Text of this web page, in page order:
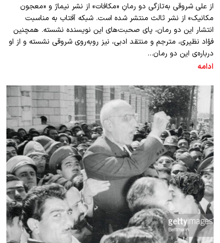
از علی شروقی به‌تازگی دو رمانِ «مکافات» از نشر نیماژ و «معجون
مکانیک» از نشر ثالث منتشر شده است. شبکه آفتاب به مناسبت
انتشار این دو رمان، پای صحبت‌های این نویسنده نشسته. همچنین
فؤاد نظیری، مترجم و منتقد ادبی، نیز روبه‌روی شروقی نشسته و از او
درباره‌ی این دو رمان…
ادامه